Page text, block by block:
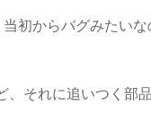
初からバグみたい
それに追いつく部